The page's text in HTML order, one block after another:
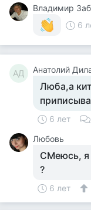
Владимир
6
АД Анатолий
Люба,а
6 лет
Любовь
СМеюсь, я
?
6 лет